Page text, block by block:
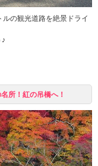
の観光道路を絶景ドライ
所！紅の吊橋へ！